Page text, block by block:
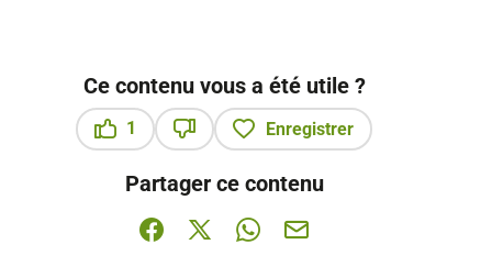
Ce contenu vous a été utile ?
1
Enregistrer
Partager ce contenu
Partager sur Facebook (nouvelle fenêtre)
Partager sur X / Twitter (nouvelle
Partager sur WhatsApp
Partager par mail